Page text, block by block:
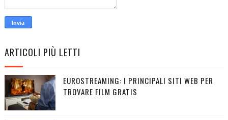
ARTICOLI PIÙ LETTI
EUROSTREAMING: I PRINCIPALI SITI WEB PER
TROVARE FILM GRATIS